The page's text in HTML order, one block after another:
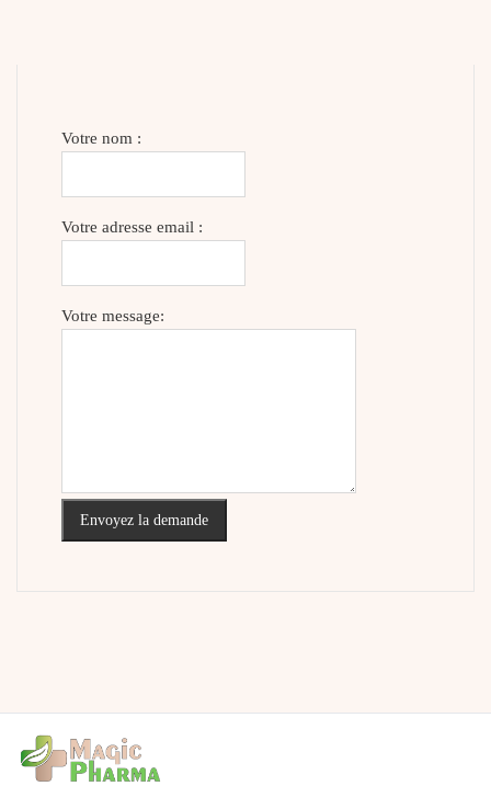
Votre nom :
Votre adresse email :
Votre message:
Envoyez la demande